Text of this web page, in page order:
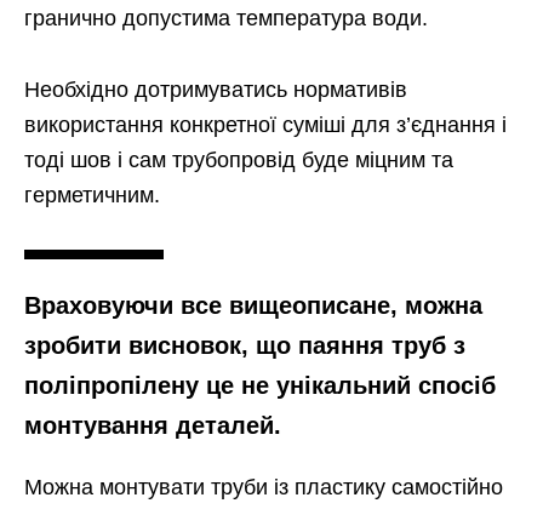
гранично допустима температура води.
Необхідно дотримуватись нормативів
використання конкретної суміші для з’єднання і
тоді шов і сам трубопровід буде міцним та
герметичним.
Враховуючи все вищеописане, можна
зробити висновок, що паяння труб з
поліпропілену це не унікальний спосіб
монтування деталей.
Можна монтувати труби із пластику самостійно